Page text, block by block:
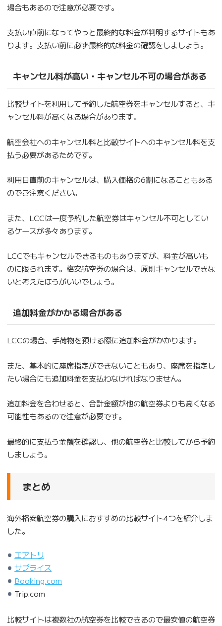
場合もあるので注意が必要です。
支払い直前になってやっと最終的な料金が判明するサイトもあ
ります。支払い前に必ず最終的な料金の確認をしましょう。
キャンセル料が高い・キャンセル不可の場合がある
比較サイトを利用して予約した航空券をキャンセルすると、キ
ャンセル料が高くなる場合があります。
航空会社へのキャンセル料と比較サイトへのキャンセル料を支
払う必要があるためです。
利用日直前のキャンセルは、購入価格の6割になることもある
のでご注意ください。
また、LCCは一度予約した航空券はキャンセル不可としてい
るケースが多々あります。
LCCでもキャンセルできるものもありますが、料金が高いも
のに限られます。格安航空券の場合は、原則キャンセルできな
いと考えたほうがいいでしょう。
追加料金がかかる場合がある
LCCの場合、手荷物を預ける際に追加料金がかかります。
また、基本的に座席指定ができないこともあり、座席を指定し
たい場合にも追加料金を支払わなければなりません。
追加料金を合わせると、合計金額が他の航空券よりも高くなる
可能性もあるので注意が必要です。
最終的に支払う金額を確認し、他の航空券と比較してから予約
しましょう。
まとめ
海外格安航空券の購入におすすめの比較サイト4つを紹介しま
した。
エアトリ
サプライス
Booking.com
Trip.com
比較サイトは複数社の航空券を比較できるので最安値の航空券